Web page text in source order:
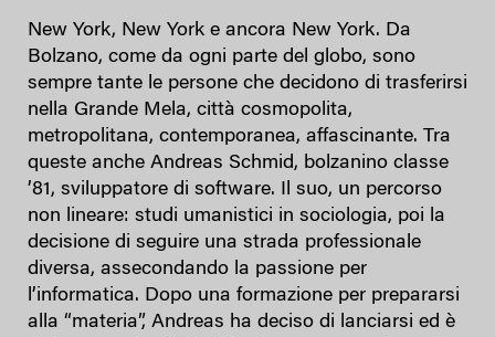
New York, New York e ancora New York. Da
Bolzano, come da ogni parte del globo, sono
sempre tante le persone che decidono di trasferirsi
nella Grande Mela, città cosmopolita,
metropolitana, contemporanea, affascinante. Tra
queste anche Andreas Schmid, bolzanino classe
’81, sviluppatore di software. Il suo, un percorso
non lineare: studi umanistici in sociologia, poi la
decisione di seguire una strada professionale
diversa, assecondando la passione per
l’informatica. Dopo una formazione per prepararsi
alla “materia”, Andreas ha deciso di lanciarsi ed è